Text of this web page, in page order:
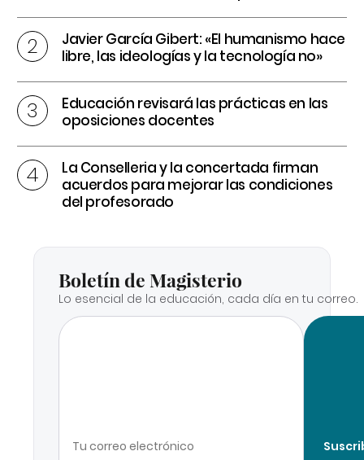
Javier García Gibert: «El humanismo hace
libre, las ideologías y la tecnología no»
Educación revisará las prácticas en las
oposiciones docentes
La Conselleria y la concertada firman
acuerdos para mejorar las condiciones
del profesorado
Boletín de Magisterio
Lo esencial de la educación, cada día en tu correo.